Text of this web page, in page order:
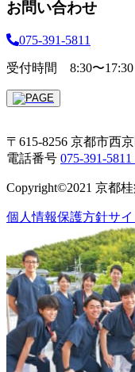
お問い合わせ
075-391-5811
受付時間 8:30〜17:30
〒615-8256 京都市西
電話番号 075-391-5811
Copyright©2021 京都
個人情報保護方針サ